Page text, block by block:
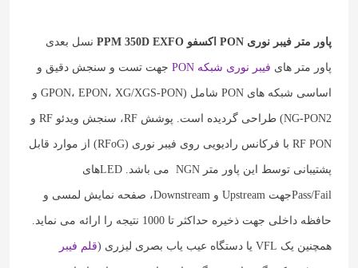
پاور متر فیبر نوری PON اکسفو PPM 350D EXFO نسل بعدی
پاور متر هایفیبر نوری شبکه PON جهت تست و سنجش دقیق و
اساسی شبکه های PON شامل (GPON، EPON، XG/XGS-PON و
NG-PON2) طراحی گردیده است. پوشش RF، سنجش ویدئو RF و
RF PON با فرکانس رادیویی روی فیبر نوری (RFoG) از موارد قابل
پشتیبانی توسط این پاور متر NGN می باشد. LEDهای
Pass/Failجهت Upstream و Downstream، صفحه نمایش لمسی و
حافظه داخلی جهت ذخیره حداکثر تا 1000 نتیجه را ارائه می نماید.
همچنین یک VFL یا دستگاه عیب یاب بصری لیزری ( قلم فیبر